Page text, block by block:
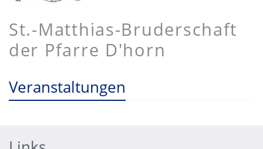
St.-Matthias-Bruderschaft
der Pfarre D'horn
Veranstaltungen